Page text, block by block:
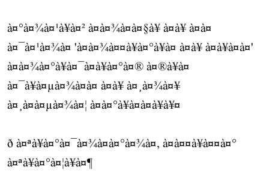
à¤°à¤¾à¤¹à¥à¤² à¤à¤¾à¤à¤§à¥ à¤à¥ à¤à¤
à¤¯à¤¹à¤¾à¤ 'à¤à¤¾à¤¤à¥à¤°à¥à¤ à¤à¥ à¤à¥à¤à¤'
à¤à¤¾à¤°à¥à¤¯à¤à¥à¤°à¤® à¤®à¥à¤
à¤¯à¥à¤µà¤¾à¤à¤ à¤à¥ à¤¸à¤¾à¤¥
à¤¸à¤à¤µà¤¾à¤¦ à¤à¤°à¥à¤à¤à¥à¥¤
ð à¤ªà¥à¤°à¤¯à¤¾à¤à¤°à¤¾à¤, à¤à¤¤à¥à¤¤à¤°
à¤ªà¥à¤°à¤¦à¥à¤¶